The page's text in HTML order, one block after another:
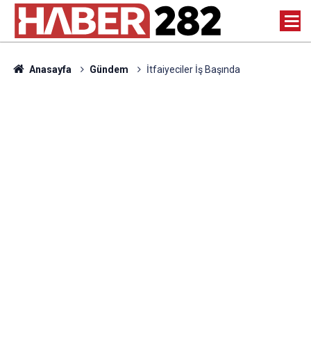
Anasayfa Gündem İtfaiyeciler İş Başında